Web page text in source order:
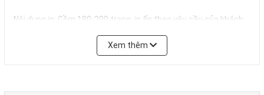
Nội dung in: Gồm 180-200 trang, in ấn theo yêu cầu của khách
Quy cách in thông thường:Xem thêm